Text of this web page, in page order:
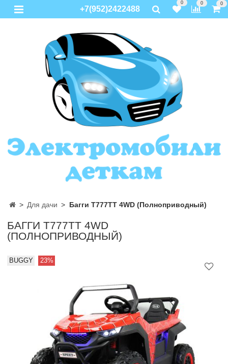
+7(952)2422488
0 0 0
Для дачи Багги T777TT 4WD (Полноприводный)
БАГГИ T777TT 4WD
(ПОЛНОПРИВОДНЫЙ)
BUGGY 23%